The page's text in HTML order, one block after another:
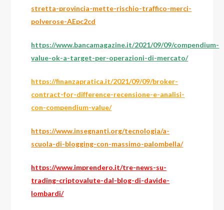
stretta-provincia-mette-rischio-traffico-merci-
polverose-AEpc2cd
https://www.bancamagazine.it/2021/09/09/compendium-
value-ok-a-target-per-operazioni-di-mercato/
https://finanzapratica.it/2021/09/09/broker-
contract-for-difference-recensione-e-analisi-
con-compendium-value/
https://www.insegnanti.org/tecnologia/a-
scuola-di-blogging-con-massimo-palombella/
https://www.imprendero.it/tre-news-su-
trading-criptovalute-dal-blog-di-davide-
lombardi/